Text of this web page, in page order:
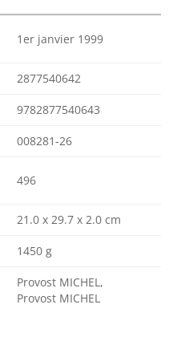
1er janvier 1999
2877540642
9782877540643
008281-26
496
21.0 x 29.7 x 2.0 cm
1450 g
Provost MICHEL,
Provost MICHEL